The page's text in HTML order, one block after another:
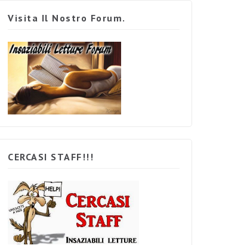
Visita Il Nostro Forum.
CERCASI STAFF!!!